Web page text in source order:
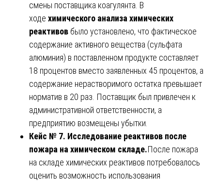
смены поставщика коагулянта. В
ходе химического анализа химических
реактивов было установлено, что фактическое
содержание активного вещества (сульфата
алюминия) в поставленном продукте составляет
18 процентов вместо заявленных 45 процентов, а
содержание нерастворимого остатка превышает
норматив в 20 раз. Поставщик был привлечен к
административной ответственности, а
предприятию возмещены убытки.
Кейс № 7. Исследование реактивов после
пожара на химическом складе.После пожара
на складе химических реактивов потребовалось
оценить возможность использования